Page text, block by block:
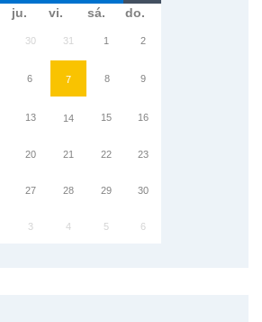
ju. vi. sá. do.
30 31 1 2
6 7 8 9
13 14 15 16
20 21 22 23
27 28 29 30
3 4 5 6